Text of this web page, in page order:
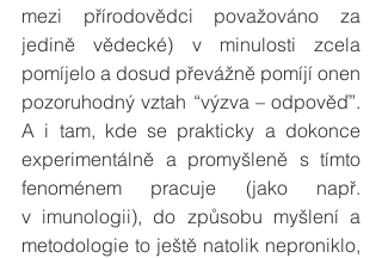
mezi přírodovědci považováno za
jedině vědecké) v minulosti zcela
pomíjelo a dosud převážně pomíjí onen
pozoruhodný vztah “výzva – odpověď”.
A i tam, kde se prakticky a dokonce
experimentálně a promyšleně s tímto
fenoménem pracuje (jako např.
v imunologii), do způsobu myšlení a
metodologie to ještě natolik neproniklo,